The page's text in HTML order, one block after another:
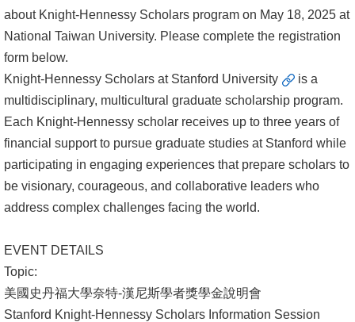
告
國
際
化
高
教
深
耕
法
文
件
about Knight-Hennessy Scholars program on May 18, 2025 at
National Taiwan University. Please complete the registration
form below.
Knight-Hennessy Scholars at Stanford University
is a
multidisciplinary, multicultural graduate scholarship program.
Each Knight-Hennessy scholar receives up to three years of
financial support to pursue graduate studies at Stanford while
participating in engaging experiences that prepare scholars to
be visionary, courageous, and collaborative leaders who
address complex challenges facing the world.
EVENT DETAILS
Topic:
美國史丹福大學奈特-漢尼斯學者獎學金說明會
Stanford Knight-Hennessy Scholars Information Session